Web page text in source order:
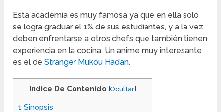
Esta academia es muy famosa ya que en ella solo
se logra graduar el 1% de sus estudiantes, y a la vez
deben enfrentarse a otros chefs que también tienen
experiencia en la cocina. Un anime muy interesante
es el deStranger Mukou Hadan.
Indice De Contenido [Ocultar]
1 Sinopsis